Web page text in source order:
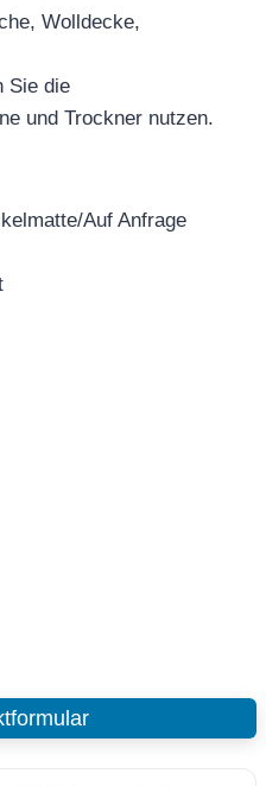
Wolldecke,
Sie die
und Trockner nutzen.
Auf Anfrage